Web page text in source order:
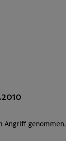
Angriff genommen.